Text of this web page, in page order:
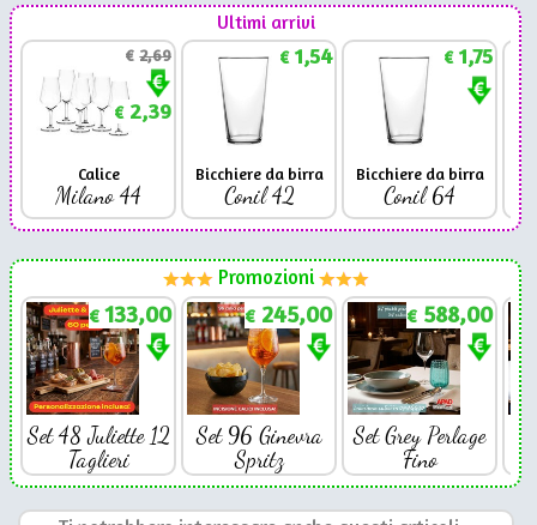
Ultimi arrivi
€2,69
€2,39
Calice
Milano 44
€1,54
Bicchiere da birra
Conil 42
€1,75
Bicchiere da birra
Conil 64
Promozioni
€ 133,00
Set 48 Juliette 12
Taglieri
€ 245,00
Set 96 Ginevra
Spritz
€ 588,00
Set Grey Perlage
Fino